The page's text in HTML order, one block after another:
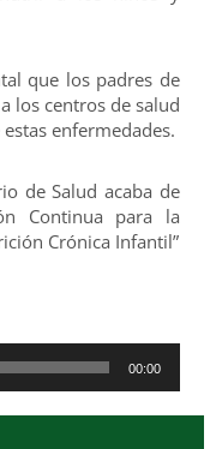
que los padres de
los centros de salud
enfermedades.
de Salud acaba de
Continua para la
Crónica Infantil”
00:00